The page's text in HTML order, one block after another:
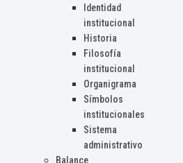
Identidad
institucional
Historia
Filosofía
institucional
Organigrama
Símbolos
institucionales
Sistema
administrativo
Balance